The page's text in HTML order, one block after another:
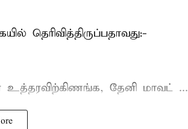
தெரிவித்திருப்பதாவது:-
தேனி மாவட் ...